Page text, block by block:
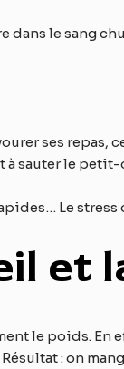
dans le sang
ses repas,
à sauter le
Le
et
le poids. En
: on